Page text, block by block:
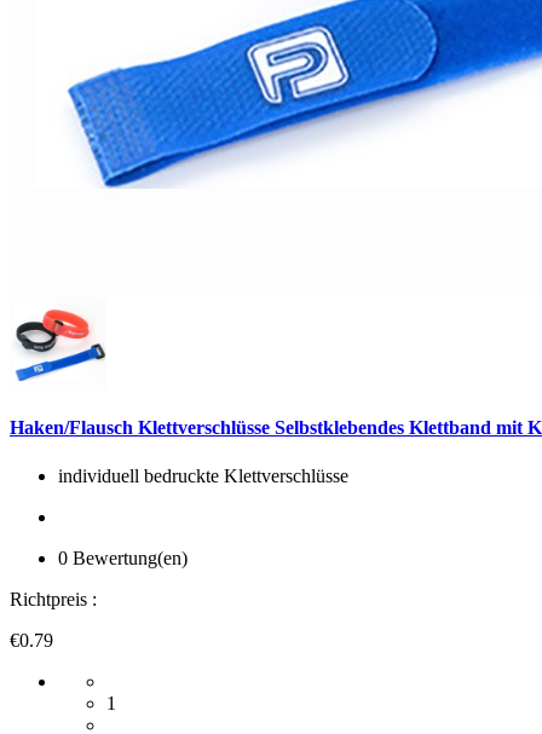
Haken/Flausch Klettverschlüsse Selbstklebendes Klettband mit
individuell bedruckte Klettverschlüsse
0 Bewertung(en)
Richtpreis :
€0.79
1